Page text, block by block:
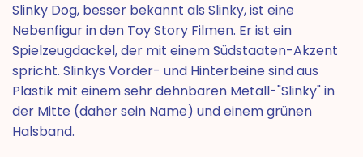
Slinky Dog, besser bekannt als Slinky, ist eine
Nebenfigur in den Toy Story Filmen. Er ist ein
Spielzeugdackel, der mit einem Südstaaten-Akzent
spricht. Slinkys Vorder- und Hinterbeine sind aus
Plastik mit einem sehr dehnbaren Metall-"Slinky" in
der Mitte (daher sein Name) und einem grünen
Halsband.